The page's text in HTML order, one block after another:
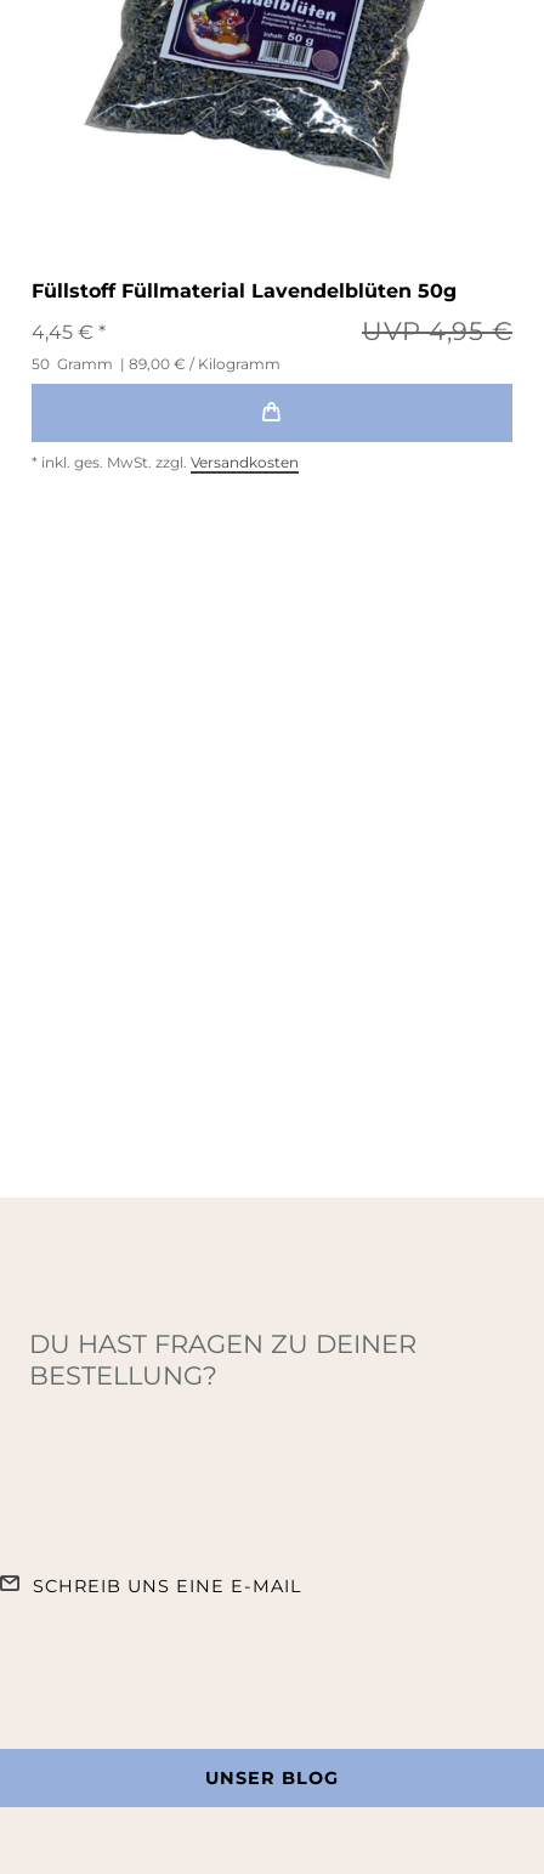
Füllstoff Füllmaterial Lavendelblüten 50g
UVP 4,95 €
4,45 € *
50 Gramm | 89,00 € / Kilogramm
* inkl. ges. MwSt. zzgl. Versandkosten
DU HAST FRAGEN ZU DEINER
BESTELLUNG?
SCHREIB UNS EINE E-MAIL
UNSER BLOG